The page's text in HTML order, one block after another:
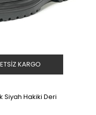
Siyah Hakiki Deri
KARGO